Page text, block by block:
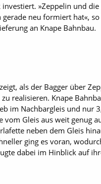
»Zeppelin und
neu formiert hat«,
an Knape Bahnbau.
als der Bagger über
realisieren. Knape
im Nachbargleis und nur
Gleis aus weit genug
neben dem Gleis
ging es voran,
dabei im Hinblick auf